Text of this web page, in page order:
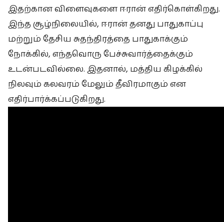
இதற்கான விளைவுகளை ஈரான் எதிர்கொள்கிறது.
இந்த சூழ்நிலையில், ஈரான் தனது பாதுகாப்பு
மற்றும் தேசிய சுதந்திரத்தை பாதுகாக்கும்
நோக்கில், எந்தவொரு பேச்சுவார்த்தைக்கும்
உடன்படவில்லை. இதனால், மத்திய கிழக்கில்
நிலவும் கலவரம் மேலும் தீவிரமாகும் என
எதிர்பார்க்கப்படுகிறது.